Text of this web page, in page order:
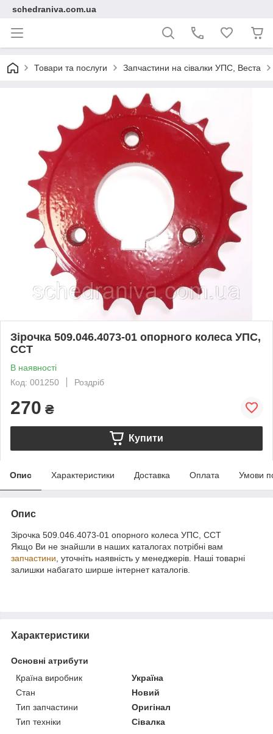
schedraniva.com.ua
Товари та послуги Запчастини на сівалки УПС, Веста
Зірочка 509.046.4073-01 опорного колеса УПС,
ССТ
В наявності
Код: 001250
Роздріб
270 ₴
Купити
Опис Характеристики Доставка Оплата Умови
Опис
Зірочка 509.046.4073-01 опорного колеса УПС, ССТ
Якщо Ви не знайшли в наших каталогах потрібні вам
запчастини , уточніть наявність у менеджерів. Наші товарні
залишки набагато ширше інтернет каталогів.
Характеристики
Основні атрибути
Країна виробник
Україна
Стан
Новий
Тип запчастини
Оригінал
Тип техніки
Сівалка